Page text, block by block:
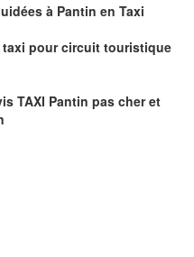
à Pantin en Taxi
taxi pour circuit touristique
TAXI Pantin pas cheret